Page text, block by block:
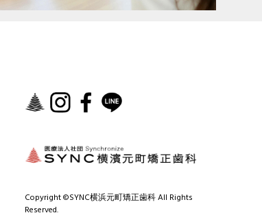
Copyright ©SYNC横浜元町矯正歯科 All Rights
Reserved.